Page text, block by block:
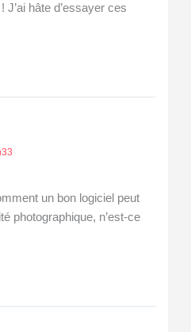
hâte d’essayer ces
un bon logiciel peut
photographique, n’est-ce